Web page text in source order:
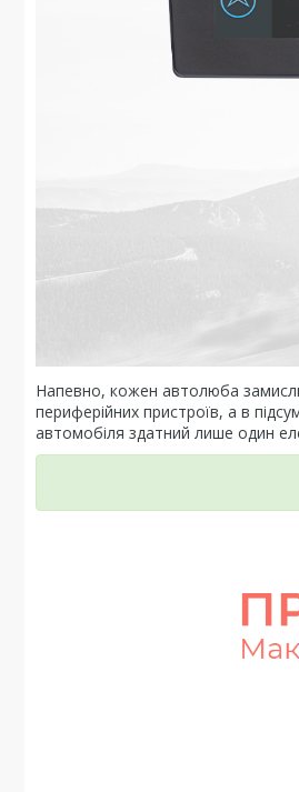
Напевно, кожен автолюба
периферійних пристроїв, а в
автомобіля здатний лише один